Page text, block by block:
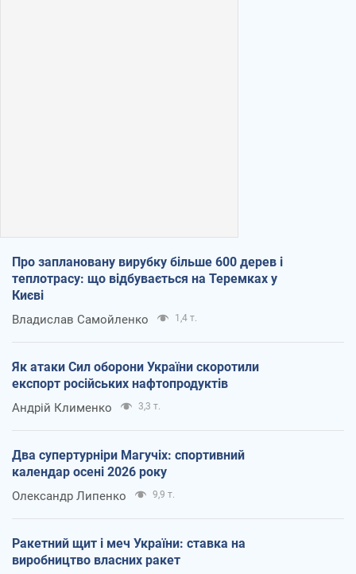
Про заплановану вирубку більше 600 дерев і
теплотрасу: що відбувається на Теремках у
Києві
Владислав Самойленко 1,4 т.
Як атаки Сил оборони України скоротили
експорт російських нафтопродуктів
Андрій Клименко 3,3 т.
Два супертурніри Магучіх: спортивний
календар осені 2026 року
Олександр Липенко 9,9 т.
Ракетний щит і меч України: ставка на
виробництво власних ракет